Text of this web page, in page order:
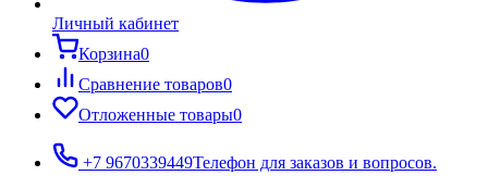
Личный кабинет
Корзина0
Сравнение товаров0
Отложенные товары0
+7 9670339449Телефон для заказов и вопросов.